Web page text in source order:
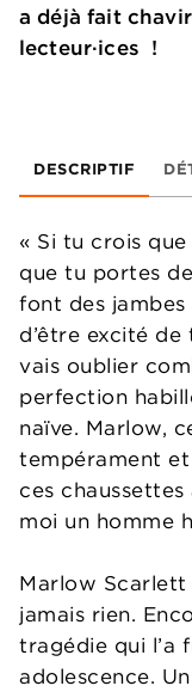
a déjà fait
lecteur·ices !
DESCRIPTIF
« Si tu crois
que tu portes
font des jambes
d’être excité de
vais oublier
perfection
naïve. Marlow,
tempérament
ces
moi un homme
Marlow
jamais rien.
tragédie qui l’a
adolescence.